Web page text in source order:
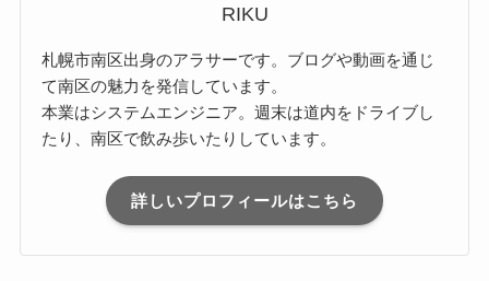
RIKU
札幌市南区出身のアラサーです。ブログや動画を通じ
て南区の魅力を発信しています。
本業はシステムエンジニア。週末は道内をドライブし
たり、南区で飲み歩いたりしています。
詳しいプロフィールはこちら